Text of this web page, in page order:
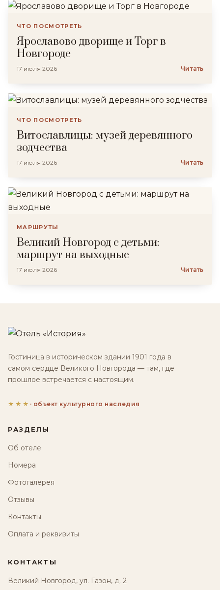
ЧТО ПОСМОТРЕТЬ
Ярославово дворище и Торг в
Новгороде
17 июля 2026 Читать
ЧТО ПОСМОТРЕТЬ
Витославлицы: музей деревянного
зодчества
17 июля 2026 Читать
МАРШРУТЫ
Великий Новгород с детьми:
маршрут на выходные
17 июля 2026 Читать
Гостиница в историческом здании 1901 года в
самом сердце Великого Новгорода — там, где
прошлое встречается с настоящим.
★★★ · объект культурного наследия
РАЗДЕЛЫ
Об отеле
Номера
Фотогалерея
Отзывы
Контакты
Оплата и реквизиты
КОНТАКТЫ
Великий Новгород, ул. Газон, д. 2